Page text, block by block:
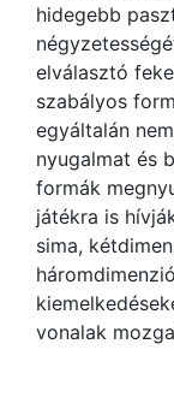
hidegebb
elválasztó
szabályos
egyáltalán
nyugalmat és
formák
játékra is
sima,
vonalak